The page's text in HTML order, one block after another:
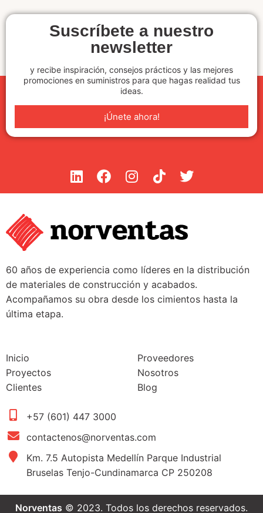
Suscríbete a nuestro
newsletter
y recibe inspiración, consejos prácticos y las mejores
promociones en suministros para que hagas realidad tus
ideas.
¡Únete ahora!
60 años de experiencia como líderes en la distribución
de materiales de construcción y acabados.
Acompañamos su obra desde los cimientos hasta la
última etapa.
Inicio
Proyectos
Clientes
Proveedores
Nosotros
Blog
+57 (601) 447 3000
contactenos@norventas.com
Km. 7.5 Autopista Medellín Parque Industrial
Bruselas Tenjo-Cundinamarca CP 250208
Norventas © 2023. Todos los derechos reservados.